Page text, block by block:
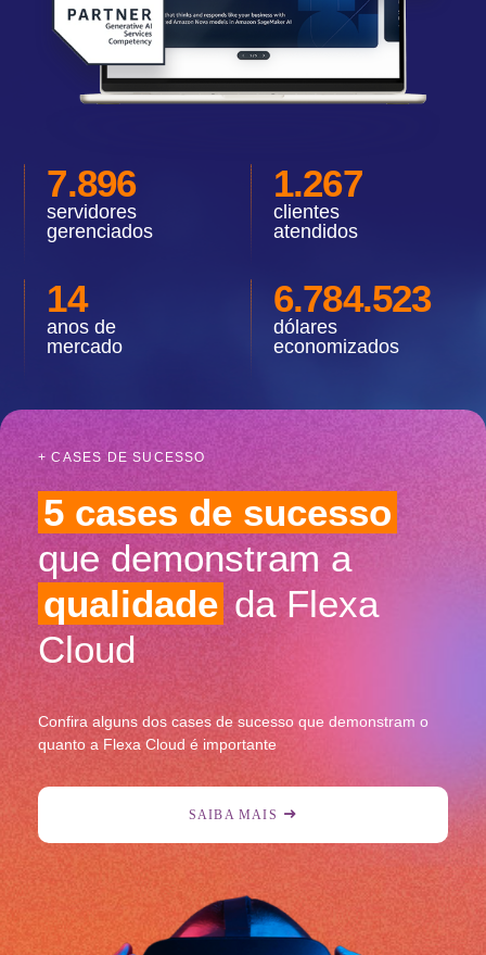
7.896
servidores
gerenciados
1.267
clientes
atendidos
14
anos de
mercado
6.784.523
dólares
economizados
+ CASES DE SUCESSO
5 cases de sucesso
que demonstram a
qualidadeda Flexa
Cloud
Confira alguns dos cases de sucesso que demonstram o
quanto a Flexa Cloud é importante
SAIBA MAIS